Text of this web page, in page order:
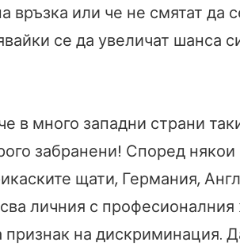
връзка или че не смятат да
се да увеличат шанса
в много западни страни
забранени! Според
щати, Германия,
личния с
признак на дискриминация.